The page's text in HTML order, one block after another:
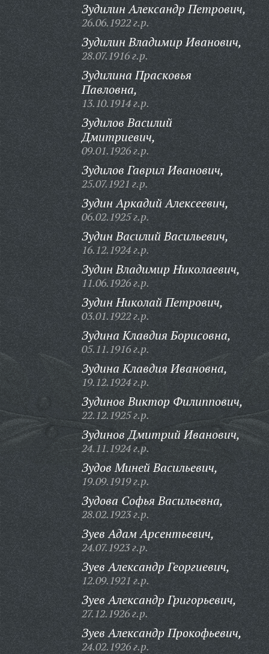
Зудилин Александр Петрович,
26.06.1922 г.р.
Зудилин Владимир Иванович,
28.07.1916 г.р.
Зудилина Прасковья
Павловна,
13.10.1914 г.р.
Зудилов Василий
Дмитриевич,
09.01.1926 г.р.
Зудилов Гаврил Иванович,
25.07.1921 г.р.
Зудин Аркадий Алексеевич,
06.02.1925 г.р.
Зудин Василий Васильевич,
16.12.1924 г.р.
Зудин Владимир Николаевич,
11.06.1926 г.р.
Зудин Николай Петрович,
03.01.1922 г.р.
Зудина Клавдия Борисовна,
05.11.1916 г.р.
Зудина Клавдия Ивановна,
19.12.1924 г.р.
Зудинов Виктор Филиппович,
22.12.1925 г.р.
Зудинов Дмитрий Иванович,
24.11.1924 г.р.
Зудов Миней Васильевич,
19.09.1919 г.р.
Зудова Софья Васильевна,
28.02.1923 г.р.
Зуев Адам Арсентьевич,
24.07.1923 г.р.
Зуев Александр Георгиевич,
12.09.1921 г.р.
Зуев Александр Григорьевич,
27.12.1926 г.р.
Зуев Александр Прокофьевич,
24.02.1926 г.р.